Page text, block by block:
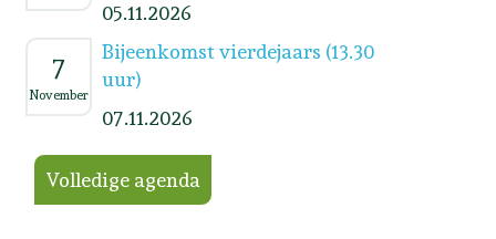
05.11.2026
7
November
Bijeenkomst vierdejaars (13.30
uur)
07.11.2026
Volledige agenda